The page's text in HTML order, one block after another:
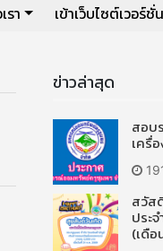
รา เข้าเว็บไซต์เวอร์ชั่
ข่าวล่าสุด
สอบ
เครื่
สวัส
ประ
(เดื